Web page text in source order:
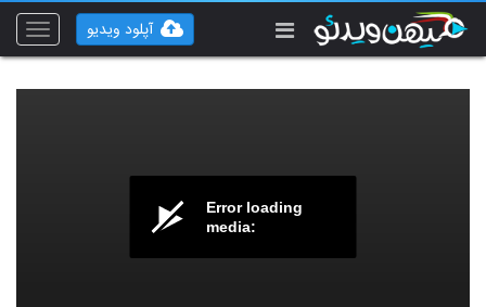
Toggle
آپلود ویدیو
Error loading
media: